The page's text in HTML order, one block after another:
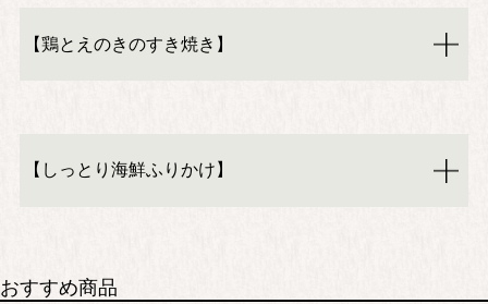
【鶏とえのきのすき焼き】
【しっとり海鮮ふりかけ】
おすすめ商品